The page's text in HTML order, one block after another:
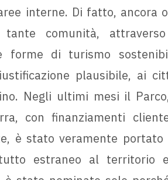
interne. Di fatto, ancora
comunità,
forme di turismo
plausibile, ai
Negli ultimi mesi il
con finanziamenti
è stato veramente
estraneo al territorio